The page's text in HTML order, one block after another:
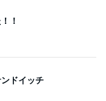
！
ドイッチ